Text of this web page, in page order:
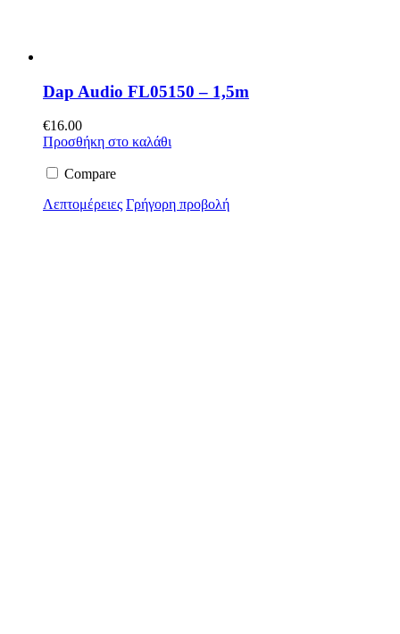
Dap Audio FL05150 – 1,5m
€16.00
Προσθήκη στο καλάθι
Compare
Λεπτομέρειες Γρήγορη προβολή